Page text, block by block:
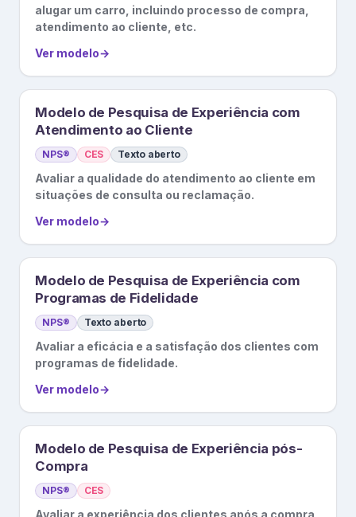
alugar um carro, incluindo processo de compra,
atendimento ao cliente, etc.
Ver modelo→
Modelo de Pesquisa de Experiência com
Atendimento ao Cliente
NPS® CES Texto aberto
Avaliar a qualidade do atendimento ao cliente em
situações de consulta ou reclamação.
Ver modelo→
Modelo de Pesquisa de Experiência com
Programas de Fidelidade
NPS® Texto aberto
Avaliar a eficácia e a satisfação dos clientes com
programas de fidelidade.
Ver modelo→
Modelo de Pesquisa de Experiência pós-
Compra
NPS® CES